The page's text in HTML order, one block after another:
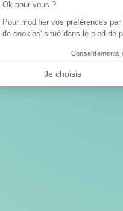
Ok pour vous ?
Pour modifier vos préférences
de cookies' situé dans le pied de
Consentements
Je choisis